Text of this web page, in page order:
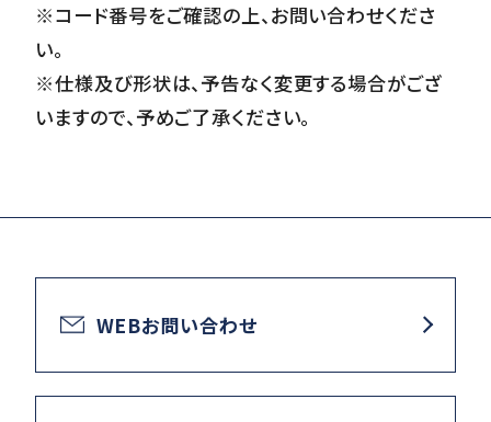
※コード番号をご確認の上、お問い合わせくださ
い。
※仕様及び形状は、予告なく変更する場合がござ
いますので、予めご了承ください。
WEBお問い合わせ